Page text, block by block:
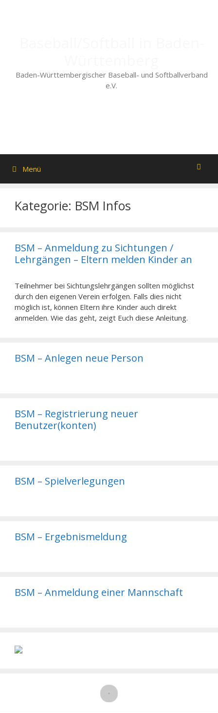
Baden-Württembergischer Baseball- und Softballverband
e.V.
Menü
Kategorie: BSM Infos
BSM – Anmeldung zu Sichtungen /
Lehrgängen – Eltern melden Kinder an
Teilnehmer bei Sichtungslehrgängen sollten möglichst
durch den eigenen Verein erfolgen. Falls dies nicht
möglich ist, können Eltern ihre Kinder auch direkt
anmelden. Wie das geht, zeigt Euch diese Anleitung.
BSM – Anlegen neue Person
BSM – Registrierung neuer
Benutzer(konten)
BSM – Spielverlegungen
BSM – Ergebnismeldung
BSM – Anmeldung einer Mannschaft